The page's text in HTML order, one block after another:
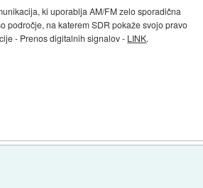
ki uporablja AM/FM zelo sporadična
področje, na katerem SDR pokaže svojo pravo
- Prenos digitalnih signalov - LINK.